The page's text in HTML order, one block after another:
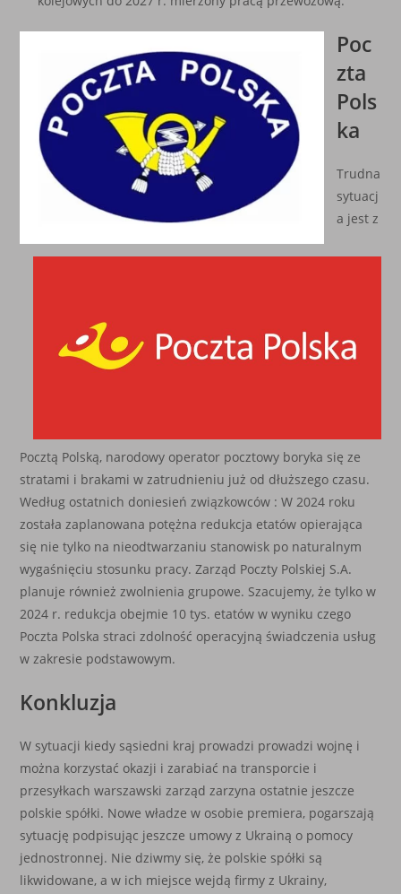
Poc
zta
Pols
ka
Trudna
sytuacj
a jest z
Pocztą Polską, narodowy operator pocztowy boryka się ze
stratami i brakami w zatrudnieniu już od dłuższego czasu.
Według ostatnich doniesień związkowców : W 2024 roku
została zaplanowana potężna redukcja etatów opierająca
się nie tylko na nieodtwarzaniu stanowisk po naturalnym
wygaśnięciu stosunku pracy. Zarząd Poczty Polskiej S.A.
planuje również zwolnienia grupowe. Szacujemy, że tylko w
2024 r. redukcja obejmie 10 tys. etatów w wyniku czego
Poczta Polska straci zdolność operacyjną świadczenia usług
w zakresie podstawowym.
Konkluzja
W sytuacji kiedy sąsiedni kraj prowadzi prowadzi wojnę i
można korzystać okazji i zarabiać na transporcie i
przesyłkach warszawski zarząd zarzyna ostatnie jeszcze
polskie spółki. Nowe władze w osobie premiera, pogarszają
sytuację podpisując jeszcze umowy z Ukrainą o pomocy
jednostronnej. Nie dziwmy się, że polskie spółki są
likwidowane, a w ich miejsce wejdą firmy z Ukrainy,